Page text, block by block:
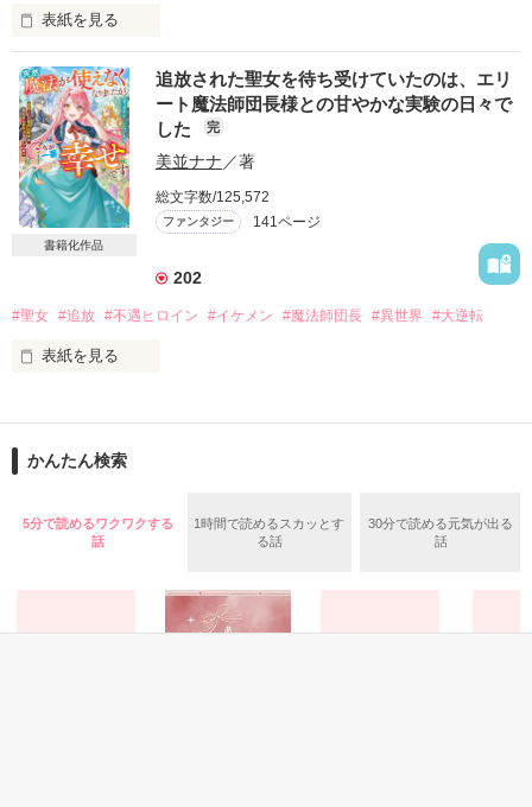
※シェリーLoveノベルズより改題、改稿のうえ電子書籍化しま
す。
2026.2.22配信予定
『婚約解消を言い渡してきた王太子殿下が、今さら迫ってくる
とは思いませんでした!?』
イラストは藤咲ねねば先生です！
作品を読む
表紙を見る
王太子の婚約者である侯爵令嬢アレクシアは、身に覚えのない
罪で婚約破棄をされたうえに、いわくつきの公爵メイナード・
ブラックウェルに嫁ぐよう命令される。
それは、事実上の追放だった。
メイナードは恐ろしい容姿をしていることから、呪われた公爵
と呼ばれる人物だ。
彼に好意を持ち呪いを解いてあげたいと思うようになる
一方、王都では王太子の婚儀が行われていた。
しかし盛大な婚儀を終えたあとに王太子が体調を崩す。
彼の体にはメイナードと同じような呪いが現れていた。
り、王太子とオーレリアは、王都を追放したアレクシアを、王
都に呼び戻そうとするが……
アレクシア・アークライト
金髪碧眼。オールディス王国の名門貴族の令嬢で、王太子妃の
書籍化作品
追放された聖女を待ち受けていたのは、エリ
ート魔法師団長様との甘やかな実験の日々で
した
完
美並ナナ ／著
総文字数/125,572
ファンタジー 141ページ
202
#聖女 #追放 #不遇ヒロイン #イケメン #魔法師団長 #異世界 #大逆転
表紙を見る
ベリーズファンタジーにて
書籍では番外編や特典SSが読めます★
—————————
8歳の頃に教会に聖女として保護される。
以来、力を使って人々を救ってきた。
かんたん検索
5分で読めるワクワクする
話
1時間で読めるスカッとす
る話
30分で読める元気が出る
話